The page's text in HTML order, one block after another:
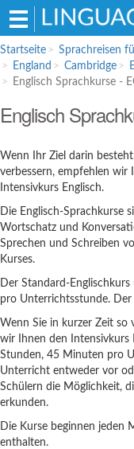
Hauptmenü
Sprachreisen für
Englisch
Spanisch
Italienisch
Sprachschulen für
Englisch
Bildungsurlaub
Startseite Sprachreisen
England
Cambridge
Englisch Sprachkurse -
Englisch
Wenn Ihr Ziel darin
verbessern, empfehlen wir
Intensivkurs Englisch.
Die Englisch-Sprachkurse
Wortschatz und
Sprechen und Schreiben
Kurses.
Der Standard-
pro Unterrichtsstunde.
Wenn Sie in kurzer Zeit so
wir Ihnen den Intensivkurs
Stunden, 45 Minuten pro
Unterricht entweder vor
Schülern die Möglichkeit,
erkunden.
Die Kurse beginnen jeden
enthalten.